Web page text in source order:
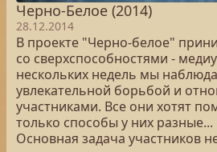
Черно-Белое (2014)
28.12.2014
В проекте "Черно-белое"
со сверхспособностями -
нескольких недель мы
увлекательной борьбой и
участниками. Все они хотят
только способы у них разные...
Основная задача участников